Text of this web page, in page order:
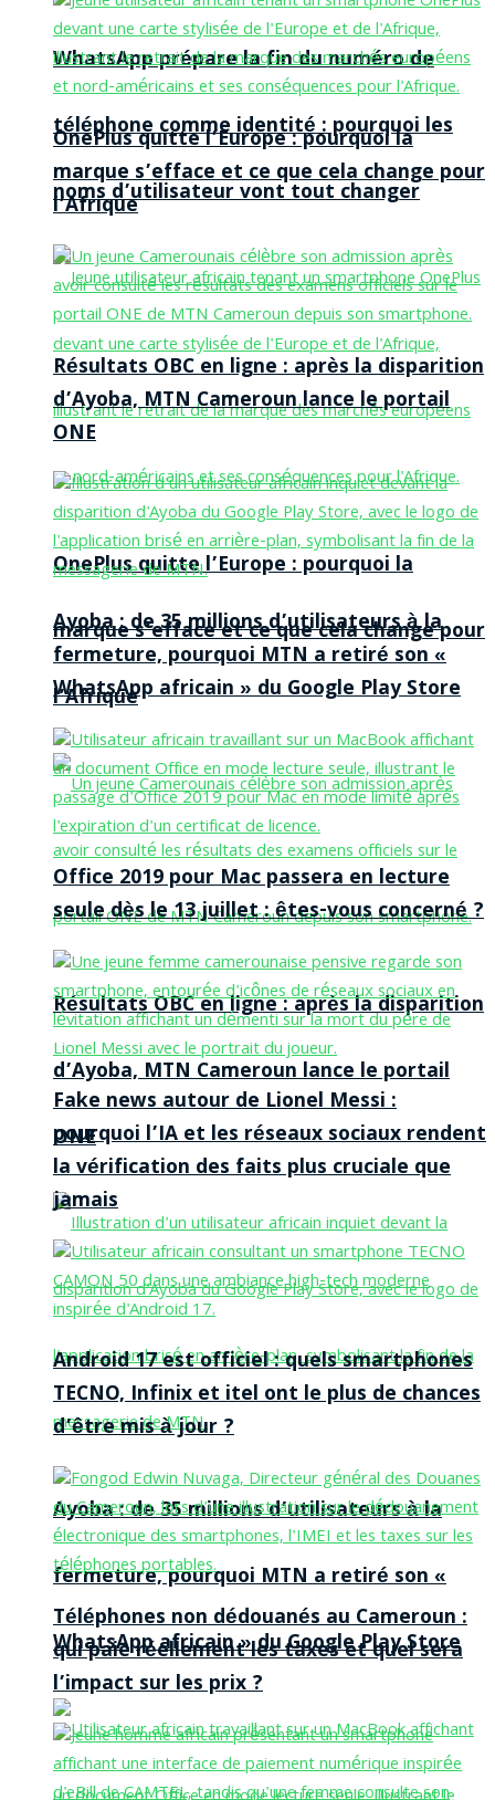
WhatsApp prépare la fin du numéro de
téléphone comme identité : pourquoi les
noms d’utilisateur vont tout changer
OnePlus quitte l’Europe : pourquoi la
marque s’efface et ce que cela change pour
l’Afrique
Résultats OBC en ligne : après la disparition
d’Ayoba, MTN Cameroun lance le portail
ONE
Ayoba : de 35 millions d’utilisateurs à la
fermeture, pourquoi MTN a retiré son «
WhatsApp africain » du Google Play Store
OnePlus quitte l’Europe : pourquoi la
marque s’efface et ce que cela change pour
l’Afrique
Résultats OBC en ligne : après la disparition
d’Ayoba, MTN Cameroun lance le portail
ONE
Ayoba : de 35 millions d’utilisateurs à la
fermeture, pourquoi MTN a retiré son «
WhatsApp africain » du Google Play Store
Office 2019 pour Mac passera en lecture
seule dès le 13 juillet : êtes-vous concerné ?
Fake news autour de Lionel Messi :
pourquoi l’IA et les réseaux sociaux rendent
la vérification des faits plus cruciale que
jamais
Android 17 est officiel : quels smartphones
TECNO, Infinix et itel ont le plus de chances
d’être mis à jour ?
Téléphones non dédouanés au Cameroun :
qui paie réellement les taxes et quel sera
l’impact sur les prix ?